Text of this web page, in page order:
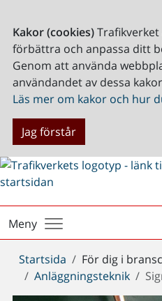
Kakor (cookies)Trafikverket
förbättra och anpassa ditt
Genom att använda
användandet av dessa
Läs mer om kakor och hur
Jag förstår
Meny
Du
är
här:
Startsida För dig i
Anläggningsteknik